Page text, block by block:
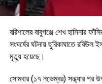
বরিশালের বাবুগঞ্জে শেখ হাসিনার
সংঘর্ষের ঘটনায় ছুরিকাঘাতে
মৃত্যু হয়েছে।
সোমবার (১৭ নভেম্বর) সন্ধ্যার পর